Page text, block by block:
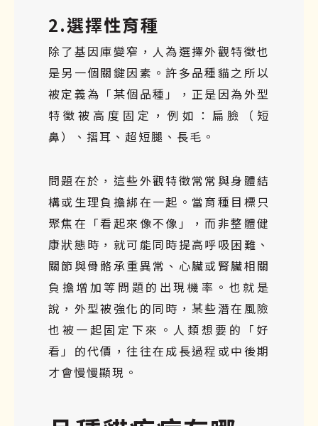
2.選擇性育種
除了基因庫變窄，人為選擇外觀特徵也
是另一個關鍵因素。許多品種貓之所以
被定義為「某個品種」，正是因為外型
特徵被高度固定，例如：扁臉（短
鼻）、摺耳、超短腿、長毛。
問題在於，這些外觀特徵常常與身體結
構或生理負擔綁在一起。當育種目標只
聚焦在「看起來像不像」，而非整體健
康狀態時，就可能同時提高呼吸困難、
關節與骨骼承重異常、心臟或腎臟相關
負擔增加等問題的出現機率。也就是
說，外型被強化的同時，某些潛在風險
也被一起固定下來。人類想要的「好
看」的代價，往往在成長過程或中後期
才會慢慢顯現。